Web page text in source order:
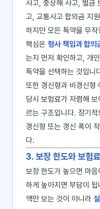
사고, 중상해 사고, 벌금
고, 교통사고 합의금 지
하지만 모든 특약을 무
핵심은 형사 책임과 합의
는지 먼저 확인하고, 개
특약을 선택하는 것입니
또한 갱신형과 비갱신형
당시 보험료가 저렴해
르는 구조입니다. 장기
갱신형 또는 갱신 폭이
다.
3. 보장 한도와 보험
보장 한도가 높으면 마
하게 높아지면 부담이
액만 보는 것이 아니라